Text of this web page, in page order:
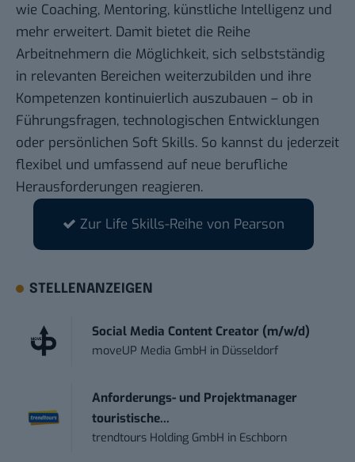
wie Coaching, Mentoring, künstliche Intelligenz und
mehr erweitert. Damit bietet die Reihe
Arbeitnehmern die Möglichkeit, sich selbstständig
in relevanten Bereichen weiterzubilden und ihre
Kompetenzen kontinuierlich auszubauen – ob in
Führungsfragen, technologischen Entwicklungen
oder persönlichen Soft Skills. So kannst du jederzeit
flexibel und umfassend auf neue berufliche
Herausforderungen reagieren.
Zur Life Skills-Reihe von Pearson
STELLENANZEIGEN
Social Media Content Creator (m/w/d)
moveUP Media GmbH in Düsseldorf
Anforderungs- und Projektmanager
touristische...
trendtours Holding GmbH in Eschborn